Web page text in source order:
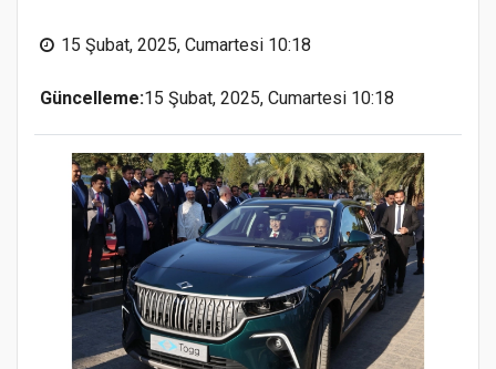
15 Şubat, 2025, Cumartesi 10:18
Güncelleme:15 Şubat, 2025, Cumartesi 10:18